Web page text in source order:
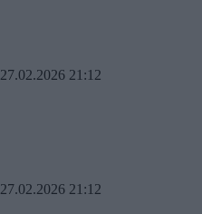
27.02.2026 21:12
27.02.2026 21:12